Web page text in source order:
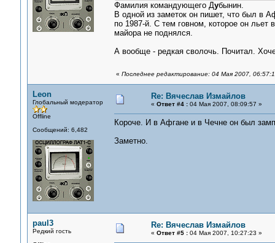
Фамилия командующего Дубынин.
В одной из заметок он пишет, что был в
по 1987-й. С тем говном, которое он льет
майора не поднялся.
А вообще - редкая сволочь. Почитал.
« Последнее редактирование: 04 Мая 2007,
Leon
Глобальный модератор
Offline
Сообщений: 6,482
Re: Вячеслав Измайлов
« Ответ #4 :04 Мая 2007, 08:09:57 »
Короче. И в Афгане и в Чечне он был
Заметно.
paul3
Редкий гость
Re: Вячеслав Измайлов
« Ответ #5 :04 Мая 2007, 10:27:23 »